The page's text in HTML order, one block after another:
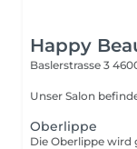
Happy
Baslerstrasse 3
Unser Salon
Oberlippe
Die Oberlippe wird